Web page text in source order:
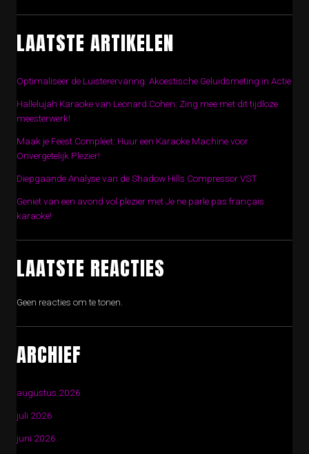
LAATSTE ARTIKELEN
Optimaliseer de Luisterervaring: Akoestische Geluidsmeting in Actie
Hallelujah Karaoke van Leonard Cohen: Zing mee met dit tijdloze
meesterwerk!
Maak je Feest Compleet: Huur een Karaoke Machine voor
Onvergetelijk Plezier!
Diepgaande Analyse van de Shadow Hills Compressor VST
Geniet van een avond vol plezier met Je ne parle pas français
karaoke!
LAATSTE REACTIES
Geen reacties om te tonen.
ARCHIEF
augustus 2026
juli 2026
juni 2026